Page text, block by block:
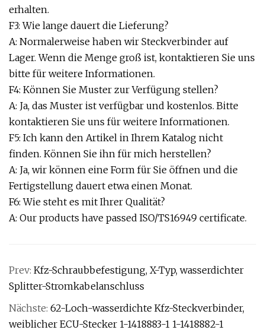
erhalten.
F3: Wie lange dauert die Lieferung?
A: Normalerweise haben wir Steckverbinder auf
Lager. Wenn die Menge groß ist, kontaktieren Sie uns
bitte für weitere Informationen.
F4: Können Sie Muster zur Verfügung stellen?
A: Ja, das Muster ist verfügbar und kostenlos. Bitte
kontaktieren Sie uns für weitere Informationen.
F5: Ich kann den Artikel in Ihrem Katalog nicht
finden. Können Sie ihn für mich herstellen?
A: Ja, wir können eine Form für Sie öffnen und die
Fertigstellung dauert etwa einen Monat.
F6: Wie steht es mit Ihrer Qualität?
A: Our products have passed ISO/TS16949 certificate.
Prev: Kfz-Schraubbefestigung, X-Typ, wasserdichter
Splitter-Stromkabelanschluss
Nächste: 62-Loch-wasserdichte Kfz-Steckverbinder,
weiblicher ECU-Stecker 1-1418883-1 1-1418882-1